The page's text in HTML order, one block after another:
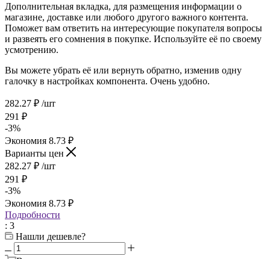
Дополнительная вкладка, для размещения информации о
магазине, доставке или любого другого важного контента.
Поможет вам ответить на интересующие покупателя вопросы
и развеять его сомнения в покупке. Используйте её по своему
усмотрению.
Вы можете убрать её или вернуть обратно, изменив одну
галочку в настройках компонента. Очень удобно.
282.27 ₽ /шт
291 ₽
-3%
Экономия 8.73 ₽
Варианты цен
282.27 ₽ /шт
291 ₽
-3%
Экономия 8.73 ₽
Подробности
: 3
Нашли дешевле?